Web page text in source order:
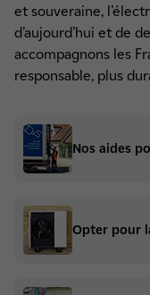
et souveraine,
d’aujourd’hui et de
accompagnons les
responsable, plus
Nos aides
Opter pour